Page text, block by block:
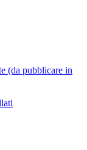
(da pubblicare in